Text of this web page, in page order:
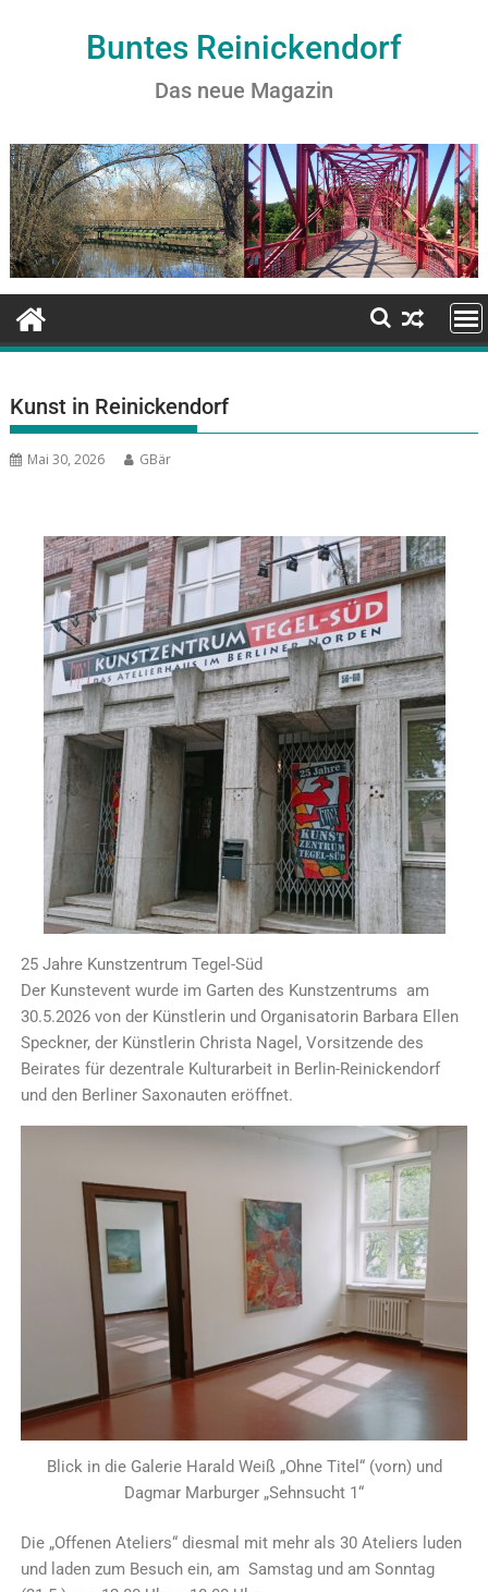
Buntes Reinickendorf
Das neue Magazin
Kunst in Reinickendorf
Mai 30, 2026 GBär
25 Jahre Kunstzentrum Tegel-Süd
Der Kunstevent wurde im Garten des Kunstzentrums am
30.5.2026 von der Künstlerin und Organisatorin Barbara Ellen
Speckner, der Künstlerin Christa Nagel, Vorsitzende des
Beirates für dezentrale Kulturarbeit in Berlin-Reinickendorf
und den Berliner Saxonauten eröffnet.
Blick in die Galerie Harald Weiß „Ohne Titel“ (vorn) und
Dagmar Marburger „Sehnsucht 1“
Die „Offenen Ateliers“ diesmal mit mehr als 30 Ateliers luden
und laden zum Besuch ein, am Samstag und am Sonntag